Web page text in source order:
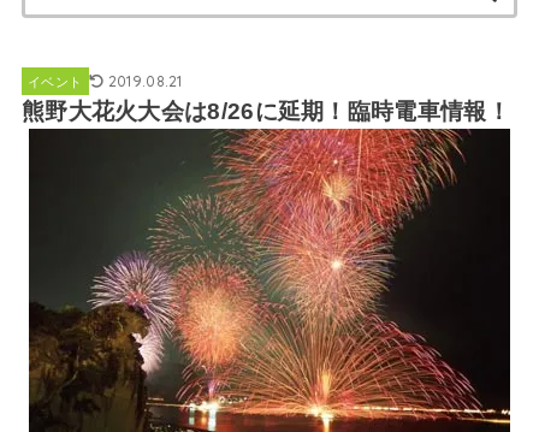
索:
イベント 2019.08.21
熊野大花火大会は8/26に延期！臨時電車情報！